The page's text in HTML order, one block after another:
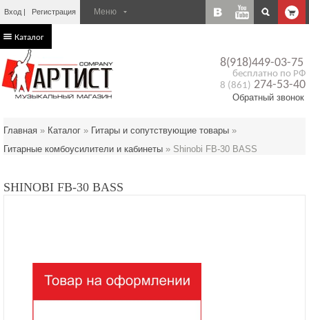
Вход Регистрация
8(918)449-03-75
бесплатно по РФ
8 (861) 274-53-40
Обратный звонок
Каталог
Главная » Каталог » Гитары и сопутствующие товары »
Гитарные комбоусилители и кабинеты » Shinobi FB-30 BASS
SHINOBI FB-30 BASS